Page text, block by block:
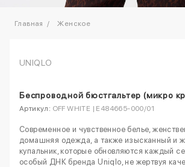
Главная Женское
UNIQLO
Беспроводной бюстгальтер (микро
Артикул: OFF WHITE | E484665-000/01
Современное и чувственное белье,
домашняя одежда, а также изысканный и
купальник, которые обновляются каждый
особый ДНК бренда Uniqlo, не жертвуя